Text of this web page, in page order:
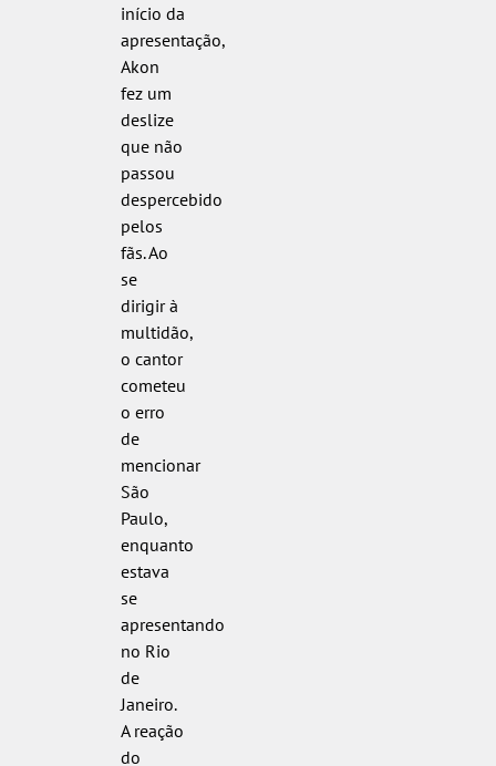
início da
apresentação,
Akon
fez um
deslize
que não
passou
despercebido
pelos
fãs. Ao
se
dirigir à
multidão,
o cantor
cometeu
o erro
de
mencionar
São
Paulo,
enquanto
estava
se
apresentando
no Rio
de
Janeiro.
A reação
do